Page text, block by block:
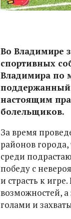
Во Владимире
спортивных
Владимира по
поддержанный
настоящим
болельщиков.
За время
районов
среди
победу с
и страсть к
возможностей,
голами и